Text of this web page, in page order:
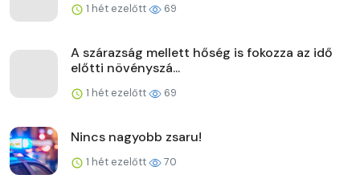
1 hét ezelőtt 69
A szárazság mellett hőség is fokozza az idő
előtti növényszá...
1 hét ezelőtt 69
Nincs nagyobb zsaru!
1 hét ezelőtt 70